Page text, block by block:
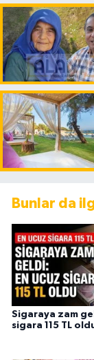
Bunlar da
Sigaraya zam
sigara 115 TL